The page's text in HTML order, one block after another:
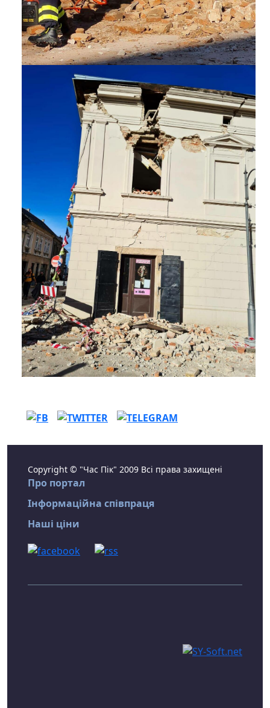
Copyright © "Час Пік" 2009 Всі права захищені
Про портал
Інформаційна співпраця
Наші ціни